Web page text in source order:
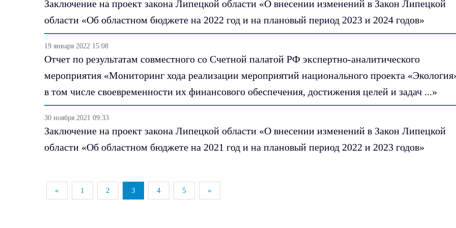
Заключение на проект закона Липецкой области «О внесении изменений в Закон Липецкой
области «Об областном бюджете на 2022 год и на плановый период 2023 и 2024 годов»
19 января 2022 15:08
Отчет по результатам совместного со Счетной палатой РФ экспертно-аналитического
мероприятия «Мониторинг хода реализации мероприятий национального проекта
в том числе своевременности их финансового обеспечения, достижения целей и задач ...»
30 ноября 2021 09:33
Заключение на проект закона Липецкой области «О внесении изменений в Закон Липецкой
области «Об областном бюджете на 2021 год и на плановый период 2022 и 2023 годов»
« 1 2 3 4 5 »